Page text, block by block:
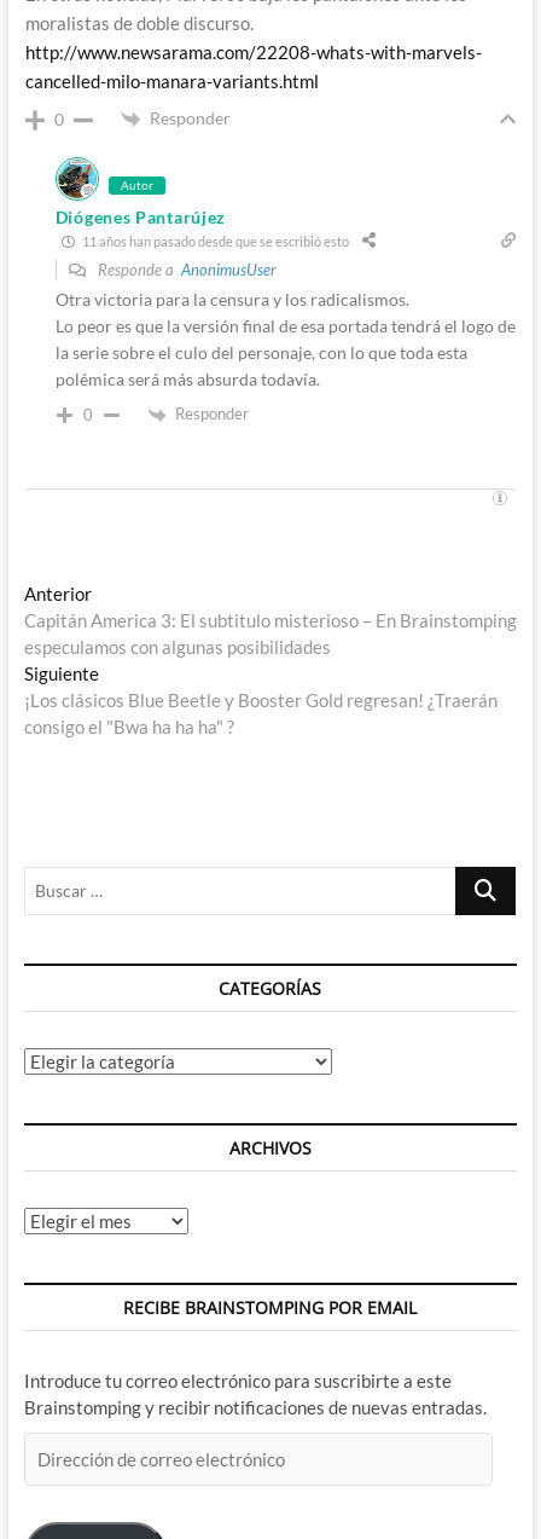
moralistas de doble discurso.
http://www.newsarama.com/22208-whats-with-marvels-
cancelled-milo-manara-variants.html
0 Responder
Autor
Diógenes Pantarújez
11 años han pasado desde que se escribió esto
Responde a AnonimusUser
Otra victoria para la censura y los radicalismos.
Lo peor es que la versión final de esa portada tendrá el logo de
la serie sobre el culo del personaje, con lo que toda esta
polémica será más absurda todavía.
0 Responder
Navegación
de
entradas
AnteriorEntrada
anterior:
Capitán America 3: El subtitulo misterioso – En Brainstomping
especulamos con algunas posibilidades
SiguienteEntrada
siguiente:
¡Los clásicos Blue Beetle y Booster Gold regresan! ¿Traerán
consigo el "Bwa ha ha ha" ?
Buscar
CATEGORÍAS
Categorías
ARCHIVOS
Archivos
RECIBE BRAINSTOMPING POR EMAIL
Introduce tu correo electrónico para suscribirte a este
Brainstomping y recibir notificaciones de nuevas entradas.
de
electrónico